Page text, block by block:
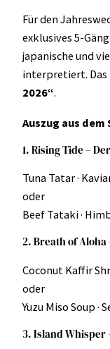
Für den
exklusives 5-
japanische und
interpretiert.
2026“.
Auszug aus
1. Rising Tide –
Tuna Tatar ·
oder
Beef Tataki ·
2. Breath of
Coconut Kaffir
oder
Yuzu Miso Soup ·
3. Island Whisper